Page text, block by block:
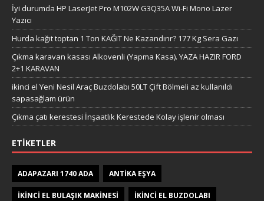
İyi durumda HP LaserJet Pro M102W G3Q35A Wi-Fi Mono Lazer
Yazıcı
Hurda kağıt toptan 1 Ton KAĞIT Ne Kazandırır? 177 Kg Sera Gazı
Çıkma karavan kasası Alkovenli (Yapma Kasa). YAZA HAZIR FORD
2+1 KARAVAN
ikinci el Yeni Nesil Araç Buzdolabı 50LT Çift Bölmeli az kullanıldı
sapasağlam ürün
Çıkma çatı kerestesi İnşaatlık Kerestede​​ Kolay işlenir olması
ETIKETLER
ADAPAZARI 1740 ADA ANTIKA EŞYA
IKINCI EL BULAŞIK MAKINESI IKINCI EL BUZDOLABI